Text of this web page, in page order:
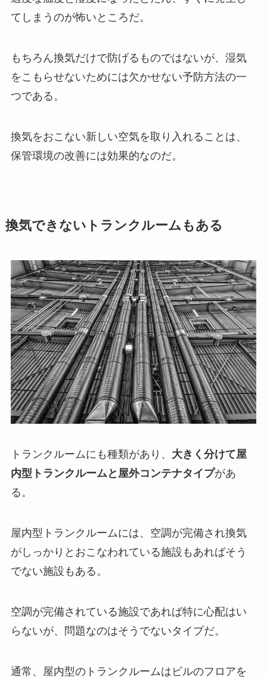
てしまうのが怖いところだ。
もちろん換気だけで防げるものではないが、湿気
をこもらせないためには欠かせない予防方法の一
つである。
換気をおこない新しい空気を取り入れることは、
保管環境の改善には効果的なのだ。
換気できないトランクルームもある
トランクルームにも種類があり、 大きく分けて屋
内型トランクルームと屋外コンテナタイプがあ
る。
屋内型トランクルームには、空調が完備され換気
がしっかりとおこなわれている施設もあればそう
でない施設もある。
空調が完備されている施設であれば特に心配はい
らないが、問題なのはそうでないタイプだ。
通常、屋内型のトランクルームはビルのフロアを